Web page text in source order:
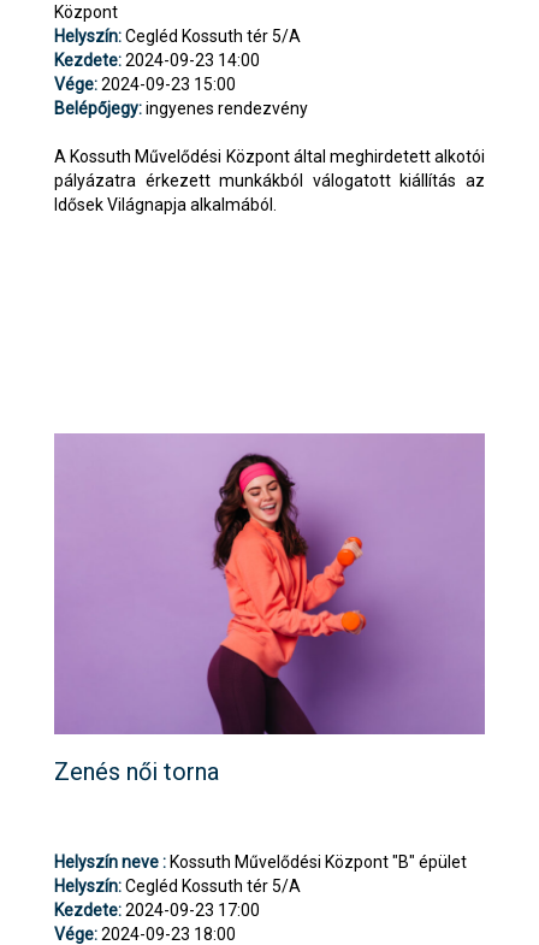
Központ
Helyszín:Cegléd Kossuth tér 5/A
Kezdete:2024-09-23 14:00
Vége:2024-09-23 15:00
Belépőjegy:ingyenes rendezvény
A Kossuth Művelődési Központ által meghirdetett alkotói
pályázatra érkezett munkákból válogatott kiállítás az
Idősek Világnapja alkalmából.
Zenés női torna
Helyszín neve : Kossuth Művelődési Központ "B" épület
Helyszín:Cegléd Kossuth tér 5/A
Kezdete:2024-09-23 17:00
Vége:2024-09-23 18:00